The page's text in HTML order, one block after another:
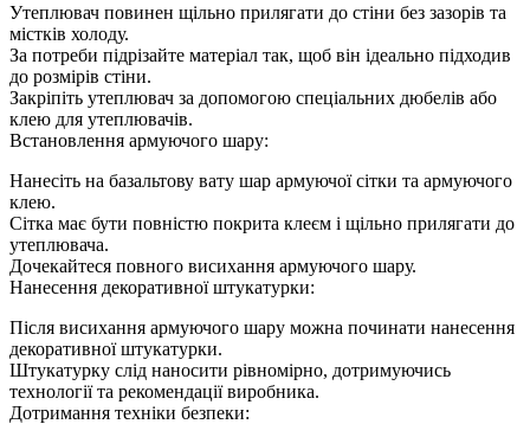
Утеплювач повинен щільно прилягати до стіни без зазорів та
містків холоду.
За потреби підрізайте матеріал так, щоб він ідеально підходив
до розмірів стіни.
Закріпіть утеплювач за допомогою спеціальних дюбелів або
клею для утеплювачів.
Встановлення армуючого шару:
Нанесіть на базальтову вату шар армуючої сітки та армуючого
клею.
Сітка має бути повністю покрита клеєм і щільно прилягати до
утеплювача.
Дочекайтеся повного висихання армуючого шару.
Нанесення декоративної штукатурки:
Після висихання армуючого шару можна починати нанесення
декоративної штукатурки.
Штукатурку слід наносити рівномірно, дотримуючись
технології та рекомендації виробника.
Дотримання техніки безпеки: